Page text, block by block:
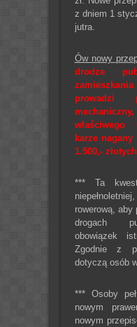
z dniem 1
jutra.
Ów nowy
drodze
właściwego
karze
1.500,-
*** Ta
rowerową, aby
drogach
obowiązek
Zgodnie z
dotyczą osób
*** Osoby
nowym
nowym